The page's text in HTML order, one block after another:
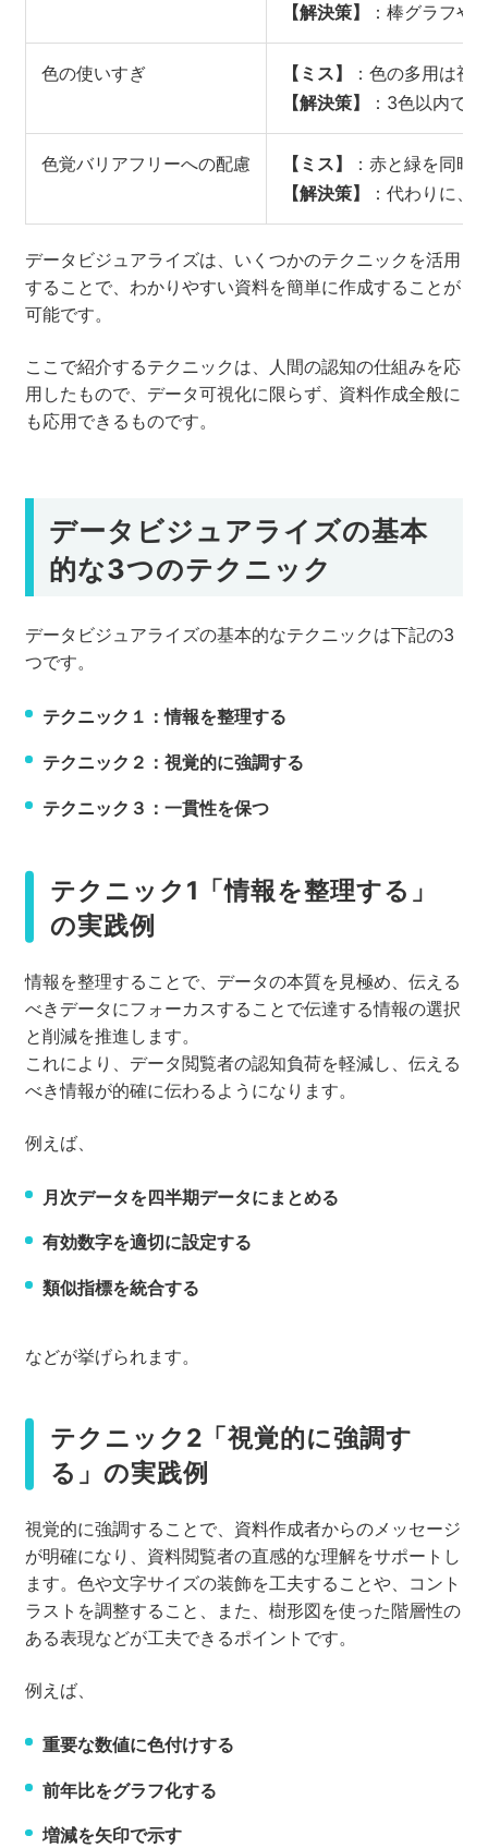
【解決策】
：棒グラフや
色の使いすぎ 【ミス】
：色の多用は視
【解決策】
：3色以内で
色覚バリアフリーへの配慮 【ミス】
：赤と緑を同時
【解決策】
：代わりに、
データビジュアライズは、いくつかのテクニックを活用
することで、わかりやすい資料を簡単に作成することが
可能です。
ここで紹介するテクニックは、人間の認知の仕組みを応
用したもので、データ可視化に限らず、資料作成全般に
も応用できるものです。
データビジュアライズの基本
的な3つのテクニック
データビジュアライズの基本的なテクニックは下記の3
つです。
テクニック１：情報を整理する
テクニック２：視覚的に強調する
テクニック３：一貫性を保つ
テクニック1「情報を整理する」
の実践例
情報を整理することで、データの本質を見極め、伝える
べきデータにフォーカスすることで伝達する情報の選択
と削減を推進します。
これにより、データ閲覧者の認知負荷を軽減し、伝える
べき情報が的確に伝わるようになります。
例えば、
月次データを四半期データにまとめる
有効数字を適切に設定する
類似指標を統合する
などが挙げられます。
テクニック2「視覚的に強調す
る」の実践例
視覚的に強調することで、資料作成者からのメッセージ
が明確になり、資料閲覧者の直感的な理解をサポートし
ます。色や文字サイズの装飾を工夫することや、コント
ラストを調整すること、また、樹形図を使った階層性の
ある表現などが工夫できるポイントです。
例えば、
重要な数値に色付けする
前年比をグラフ化する
増減を矢印で示す